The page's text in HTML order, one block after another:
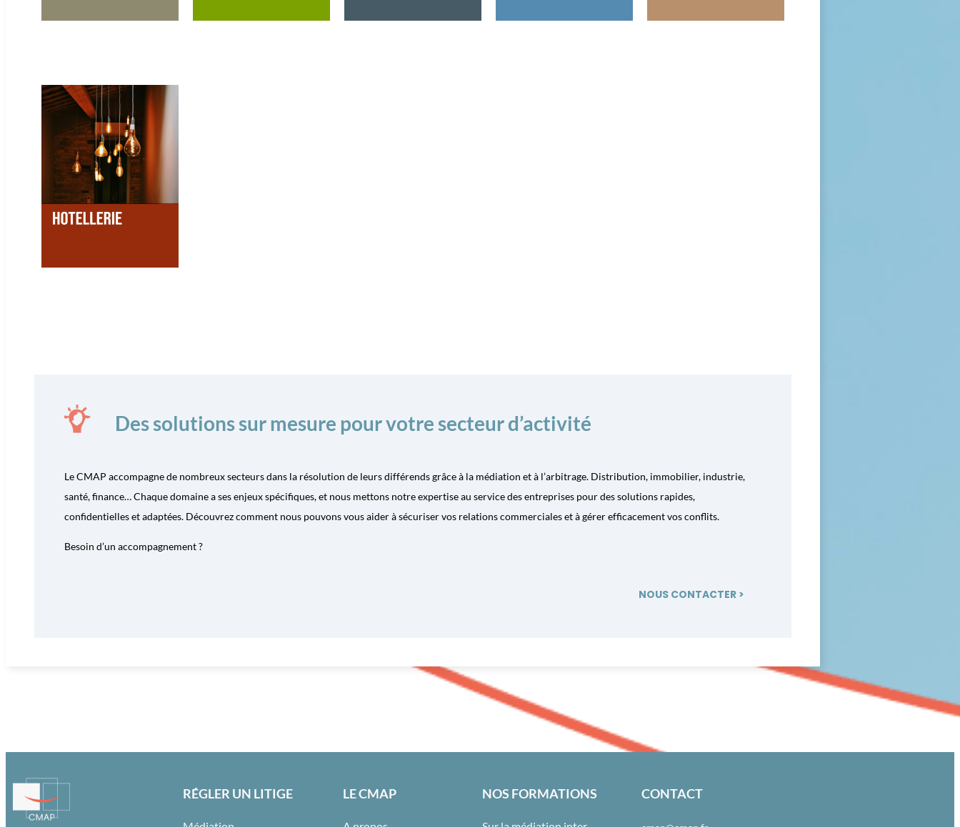
Des solutions sur mesure pour votre secteur d’activité
Le CMAP accompagne de nombreux secteurs dans la résolution de leurs différends grâce à la médiation et à l’arbitrage. Distribution, immobilier, industrie,
santé, finance… Chaque domaine a ses enjeux spécifiques, et nous mettons notre expertise au service des entreprises pour des solutions rapides,
confidentielles et adaptées. Découvrez comment nous pouvons vous aider à sécuriser vos relations commerciales et à gérer efficacement vos conflits.
Besoin d’un accompagnement ?
NOUS CONTACTER >
RÉGLER UN LITIGE LE CMAP NOS FORMATIONS CONTACT